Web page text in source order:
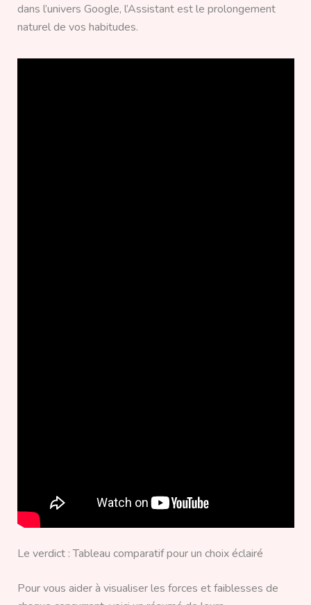
dans l’univers Google, l’Assistant est le prolongement
naturel de vos habitudes.
Le verdict : Tableau comparatif pour un choix éclairé
Pour vous aider à visualiser les forces et faiblesses de